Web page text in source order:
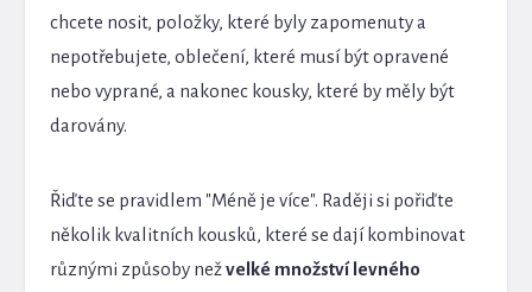
chcete nosit, položky, které byly zapomenuty a
nepotřebujete, oblečení, které musí být opravené
nebo vyprané, a nakonec kousky, které by měly být
darovány.
Řiďte se pravidlem "Méně je více". Raději si pořiďte
několik kvalitních kousků, které se dají kombinovat
různými způsoby nežvelké množství levného